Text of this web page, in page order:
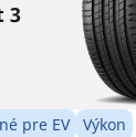
3
pre EV
Výkon